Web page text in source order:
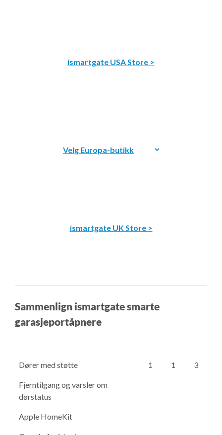
ismartgate USA Store >
ismartgate UK Store >
Sammenlign ismartgate smarte
garasjeportåpnere
Dører med støtte 1 1 3
Fjerntilgang og varsler om
dørstatus
Apple HomeKit